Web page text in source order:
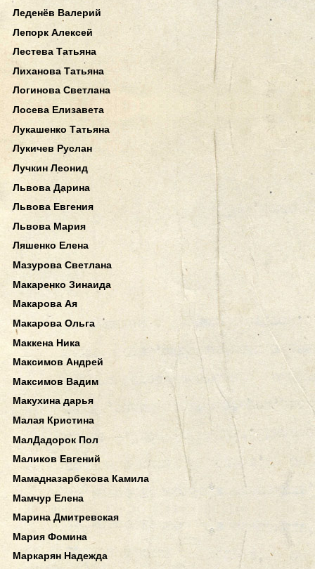
Леденёв Валерий
Лепорк Алексей
Лестева Татьяна
Лиханова Татьяна
Логинова Светлана
Лосева Елизавета
Лукашенко Татьяна
Лукичев Руслан
Лучкин Леонид
Львова Дарина
Львова Евгения
Львова Мария
Ляшенко Елена
Мазурова Светлана
Макаренко Зинаида
Макарова Ая
Макарова Ольга
Маккена Ника
Максимов Андрей
Максимов Вадим
Макухина дарья
Малая Кристина
МалДадорок Пол
Маликов Евгений
Мамадназарбекова Камила
Мамчур Елена
Марина Дмитревская
Мария Фомина
Маркарян Надежда